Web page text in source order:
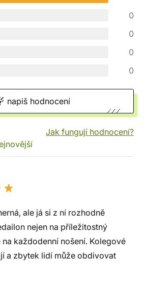
0
0
0
0
napiš hodnocení
Jak fungují hodnocení?
ale já si z ní rozhodně
nejen na příležitostný
každodenní nošení. Kolegové
a zbytek lidí může obdivovat